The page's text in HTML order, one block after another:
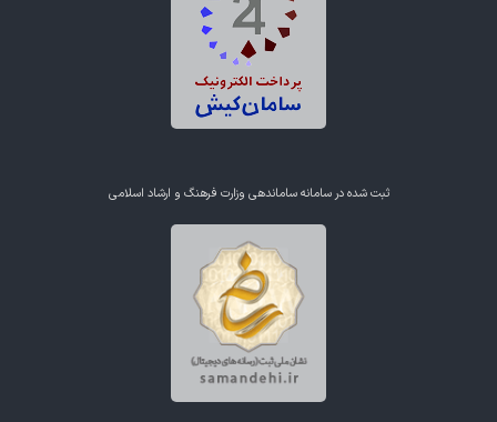
ثبت شده در سامانه ساماندهی وزارت فرهنگ و ارشاد اسلامی